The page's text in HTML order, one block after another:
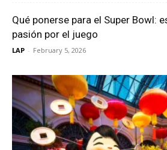
Qué ponerse para el Super Bowl:
pasión por el juego
LAP - February 5, 2026